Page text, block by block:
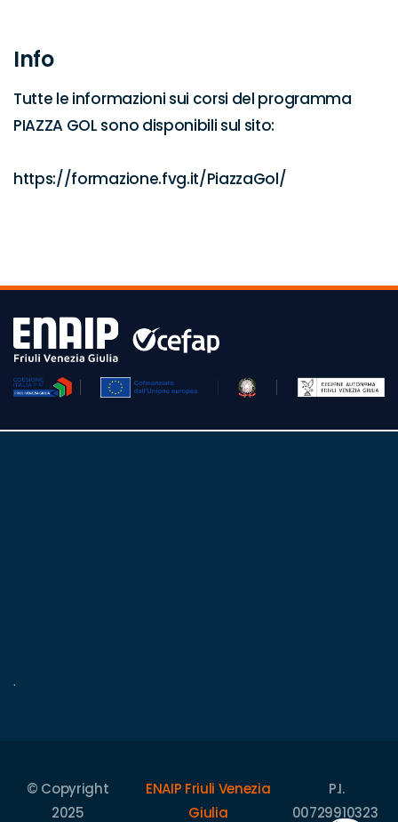
Info
Tutte le informazioni sui corsi del programma
PIAZZA GOL sono disponibili sul sito:
https://formazione.fvg.it/PiazzaGol/
.
© Copyright
2025
ENAIP Friuli Venezia
Giulia
P.I.
00729910323